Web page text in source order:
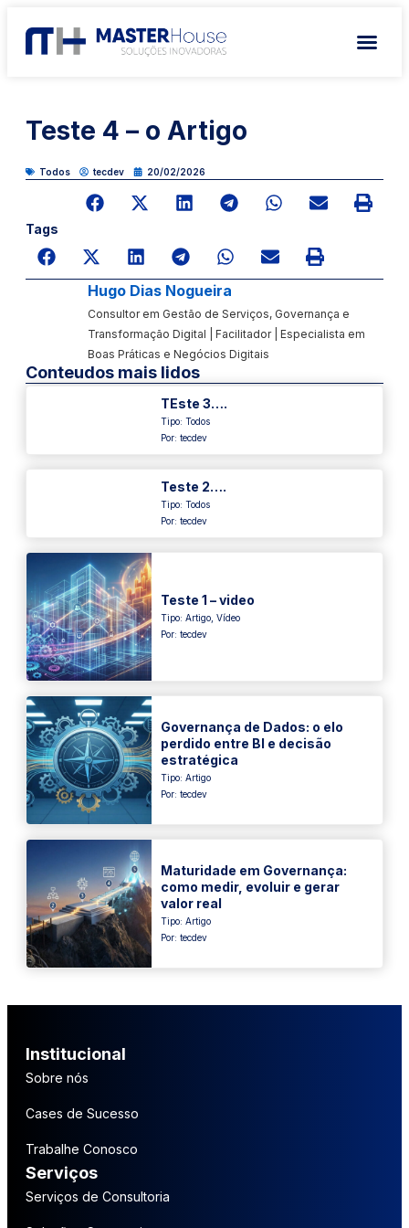
Teste 4 – o Artigo
Todos tecdev 20/02/2026
Tags
Hugo Dias Nogueira
Consultor em Gestão de Serviços, Governança e
Transformação Digital | Facilitador | Especialista em
Boas Práticas e Negócios Digitais
Conteudos mais lidos
TEste 3….
Tipo: Todos
Por: tecdev
Teste 2….
Tipo: Todos
Por: tecdev
Teste 1 – video
Tipo: Artigo, Vídeo
Por: tecdev
Governança de Dados: o elo
perdido entre BI e decisão
estratégica
Tipo: Artigo
Por: tecdev
Maturidade em Governança:
como medir, evoluir e gerar
valor real
Tipo: Artigo
Por: tecdev
Institucional
Sobre nós
Cases de Sucesso
Trabalhe Conosco
Serviços
Serviços de Consultoria